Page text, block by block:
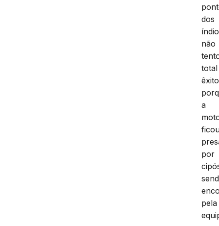
dos
não
total
êxito
a
por
pela